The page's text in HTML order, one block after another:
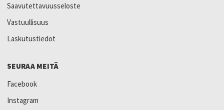
Saavutettavuusseloste
Vastuullisuus
Laskutustiedot
SEURAA MEITÄ
Facebook
Instagram